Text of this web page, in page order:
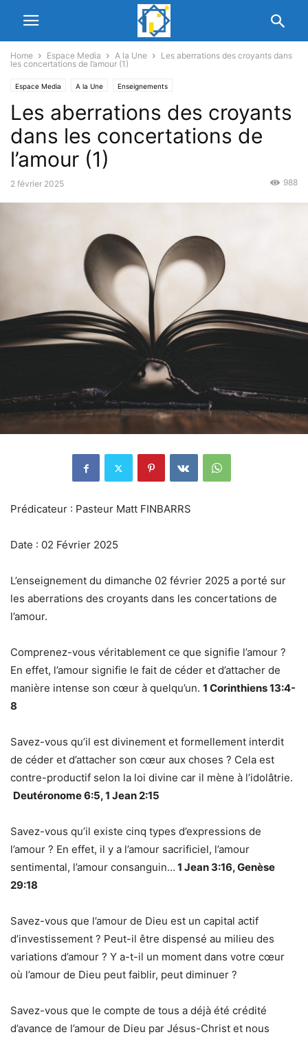
Home Espace Media A la Une
Les aberrations des croyants dans
les concertations de l’amour (1)
Espace Media A la Une Enseignements
Les aberrations des croyants
dans les concertations de
l’amour (1)
2 février 2025 988
Prédicateur : Pasteur Matt FINBARRS
Date : 02 Février 2025
L’enseignement du dimanche 02 février 2025 a porté sur
les aberrations des croyants dans les concertations de
l’amour.
Comprenez-vous véritablement ce que signifie l’amour ?
En effet, l’amour signifie le fait de céder et d’attacher de
manière intense son cœur à quelqu’un. 1 Corinthiens 13:4-
8
Savez-vous qu’il est divinement et formellement interdit
de céder et d’attacher son cœur aux choses ? Cela est
contre-productif selon la loi divine car il mène à l’idolâtrie.
Deutéronome 6:5, 1 Jean 2:15
Savez-vous qu’il existe cinq types d’expressions de
l’amour ? En effet, il y a l’amour sacrificiel, l’amour
sentimental, l’amour consanguin… 1 Jean 3:16, Genèse
29:18
Savez-vous que l’amour de Dieu est un capital actif
d’investissement ? Peut-il être dispensé au milieu des
variations d’amour ? Y a-t-il un moment dans votre cœur
où l’amour de Dieu peut faiblir, peut diminuer ?
Savez-vous que le compte de tous a déjà été crédité
d’avance de l’amour de Dieu par Jésus-Christ et nous